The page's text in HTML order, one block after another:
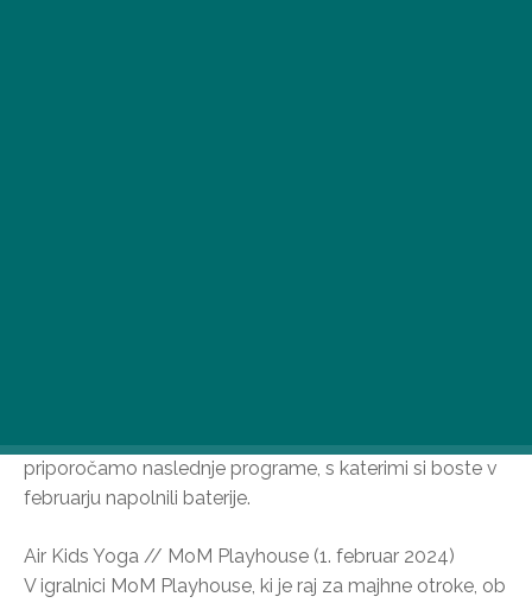
priporočamo naslednje programe, s katerimi si boste v
februarju napolnili baterije.
Air Kids Yoga // MoM Playhouse (1. februar 2024)
V igralnici MoM Playhouse, ki je raj za majhne otroke, ob